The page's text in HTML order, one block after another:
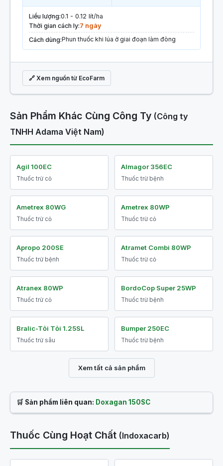
Liều lượng:0.1 - 0.12 lít/ha
Thời gian cách ly:7 ngày
Cách dùng:Phun thuốc khi lúa ở giai đoạn làm đòng
🔗 Xem nguồn từ EcoFarm
Sản Phẩm Khác Cùng Công Ty (Công ty
TNHH Adama Việt Nam)
Agil 100EC
Thuốc trừ cỏ
Almagor 356EC
Thuốc trừ bệnh
Ametrex 80WG
Thuốc trừ cỏ
Ametrex 80WP
Thuốc trừ cỏ
Apropo 200SE
Thuốc trừ bệnh
Atramet Combi 80WP
Thuốc trừ cỏ
Atranex 80WP
Thuốc trừ cỏ
BordoCop Super 25WP
Thuốc trừ bệnh
Bralic-Tỏi Tỏi 1.25SL
Thuốc trừ sâu
Bumper 250EC
Thuốc trừ bệnh
Xem tất cả sản phẩm
🛒 Sản phẩm liên quan: Doxagan 150SC
Thuốc Cùng Hoạt Chất (Indoxacarb)